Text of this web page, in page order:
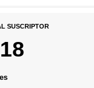
SUSCRIPTOR